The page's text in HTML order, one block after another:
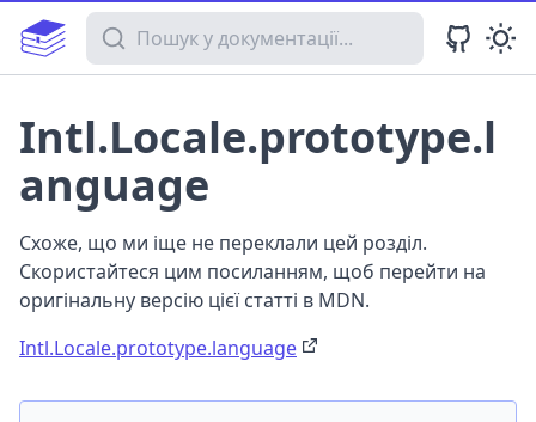
Пошук у документації
Intl.Locale.prototype.l
anguage
Схоже, що ми іще не переклали цей розділ.
Скористайтеся цим посиланням, щоб перейти на
оригінальну версію цієї статті в MDN.
Intl.Locale.prototype.language